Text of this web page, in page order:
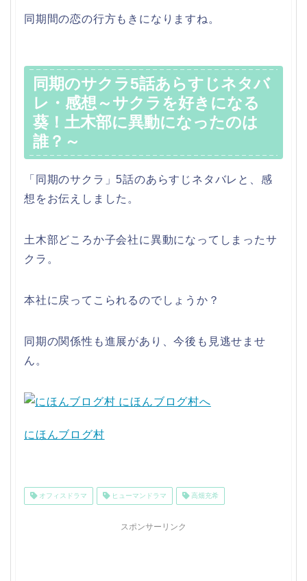
同期間の恋の行方もきになりますね。
同期のサクラ5話あらすじネタバ
レ・感想～サクラを好きになる
葵！土木部に異動になったのは
誰？～
「同期のサクラ」5話のあらすじネタバレと、感
想をお伝えしました。
土木部どころか子会社に異動になってしまったサ
クラ。
本社に戻ってこられるのでしょうか？
同期の関係性も進展があり、今後も見逃せませ
ん。
にほんブログ村
オフィスドラマ ヒューマンドラマ 高畑充希
スポンサーリンク